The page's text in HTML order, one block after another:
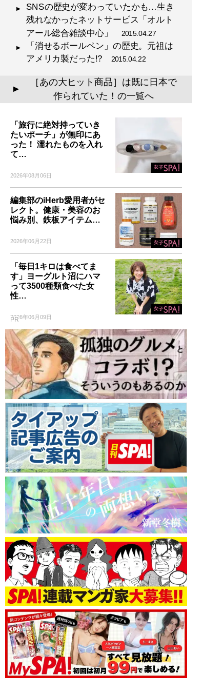
SNSの歴史が変わっていたかも…生き
残れなかったネットサービス「オルト
アール総合雑談中心」
2015.04.27
「消せるボールペン」の歴史。元祖は
アメリカ製だった!? 2015.04.22
▲
［あの大ヒット商品］は既に日本で
作られていた！の一覧へ
「旅行に絶対持っていき
たいポーチ」が無印にあ
った！ 濡れたものを入れ
て…
2026年08月06日
編集部のiHerb愛用者がセ
レクト。健康・美容のお
悩み別、鉄板アイテム…
2026年06月22日
「毎日1キロは食べてま
す」ヨーグルト沼にハマ
って3500種類食べた女
性…
2026年06月09日
PR